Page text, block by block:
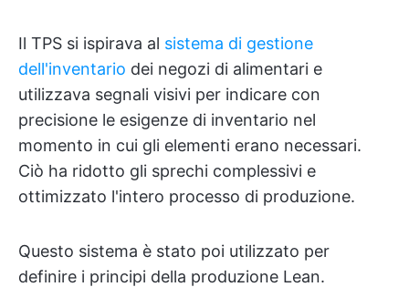
Il TPS si ispirava al sistema di gestione
dell'inventario dei negozi di alimentari e
utilizzava segnali visivi per indicare con
precisione le esigenze di inventario nel
momento in cui gli elementi erano necessari.
Ciò ha ridotto gli sprechi complessivi e
ottimizzato l'intero processo di produzione.
Questo sistema è stato poi utilizzato per
definire i principi della produzione Lean.